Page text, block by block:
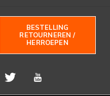
BESTELLING
RETOURNEREN /
HERROEPEN